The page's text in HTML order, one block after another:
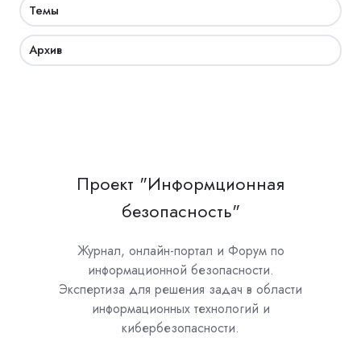
Темы
Архив
Проект "Информционная
безопасность"
Журнал, онлайн-портал и Форум по
информационной безопасности.
Экспертиза для решения задач в области
информационных технологий и
кибербезопасности.